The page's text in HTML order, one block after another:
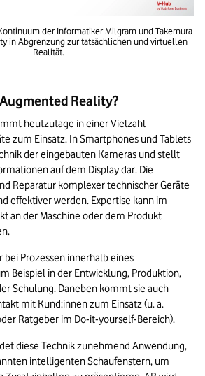
der Informatiker Milgram und Takemura
in Abgrenzung zur tatsächlichen und virtuellen
Realität.
Reality?
heutzutage in einer Vielzahl
zum Einsatz. In Smartphones und Tablets
der eingebauten Kameras und stellt
auf dem Display dar. Die
Reparatur komplexer technischer Geräte
effektiver werden. Expertise kann im
an der Maschine oder dem Produkt
bei Prozessen innerhalb eines
Beispiel in der Entwicklung, Produktion,
Schulung. Daneben kommt sie auch
mit Kund:innen zum Einsatz (u. a.
Ratgeber im Do-it-yourself-Bereich).
diese Technik zunehmend Anwendung,
intelligenten Schaufenstern, um